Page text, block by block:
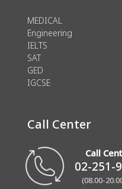
assignment ลงทะเบียน
MEDICAL
Engineering
IELTS
SAT
GED
IGCSE
Call Center
Call
02-251-
(08.00-